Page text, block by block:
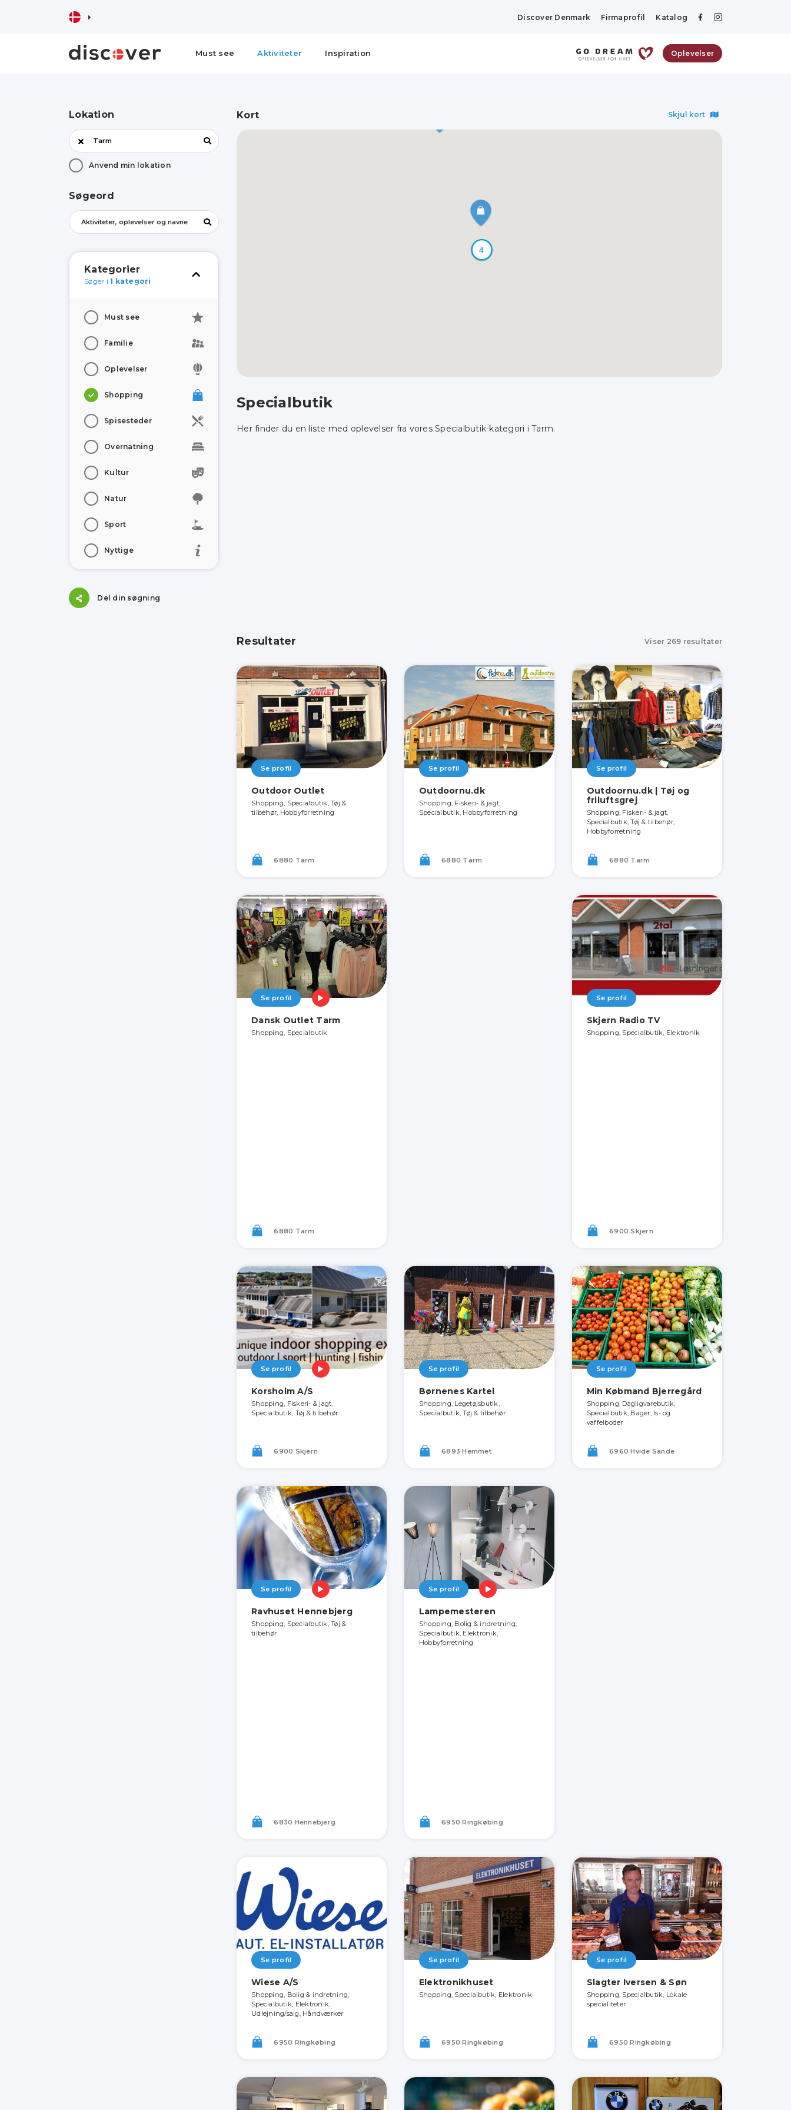
Discover Denmark Firmaprofil Katalog
Must see Aktiviteter Inspiration Oplevelser
Lokation
Anvend min lokation
Søgeord
Kategorier
Søger i 1 kategori
Must see
Familie
Oplevelser
Shopping
Spisesteder
Overnatning
Kultur
Natur
Sport
Nyttige
Del din søgning
Kort Skjul kort
4
Specialbutik
Her finder du en liste med oplevelser fra vores Specialbutik-kategori i Tarm.
Resultater Viser 269 resultater
Se profil
Outdoor Outlet
Shopping, Specialbutik, Tøj &
tilbehør, Hobbyforretning
6880 Tarm
Se profil
Outdoornu.dk
Shopping, Fiskeri- & jagt,
Specialbutik, Hobbyforretning
6880 Tarm
Se profil
Outdoornu.dk | Tøj og
friluftsgrej
Shopping, Fiskeri- & jagt,
Specialbutik, Tøj & tilbehør,
Hobbyforretning
6880 Tarm
Se profil
Dansk Outlet Tarm
Shopping, Specialbutik
6880 Tarm
Se profil
Skjern Radio TV
Shopping, Specialbutik, Elektronik
6900 Skjern
Se profil
Korsholm A/S
Shopping, Fiskeri- & jagt,
Specialbutik, Tøj & tilbehør
6900 Skjern
Se profil
Børnenes Kartel
Shopping, Legetøjsbutik,
Specialbutik, Tøj & tilbehør
6893 Hemmet
Se profil
Min Købmand Bjerregård
Shopping, Dagligvarebutik,
Specialbutik, Bager, Is- og
vaffelboder
6960 Hvide Sande
Se profil
Ravhuset Hennebjerg
Shopping, Specialbutik, Tøj &
tilbehør
6830 Hennebjerg
Se profil
Lampemesteren
Shopping, Bolig & indretning,
Specialbutik, Elektronik,
Hobbyforretning
6950 Ringkøbing
Se profil
Wiese A/S
Shopping, Bolig & indretning,
Specialbutik, Elektronik,
Udlejning/salg, Håndværker
6950 Ringkøbing
Se profil
Elektronikhuset
Shopping, Specialbutik, Elektronik
6950 Ringkøbing
Se profil
Slagter Iversen & Søn
Shopping, Specialbutik, Lokale
specialiteter
6950 Ringkøbing